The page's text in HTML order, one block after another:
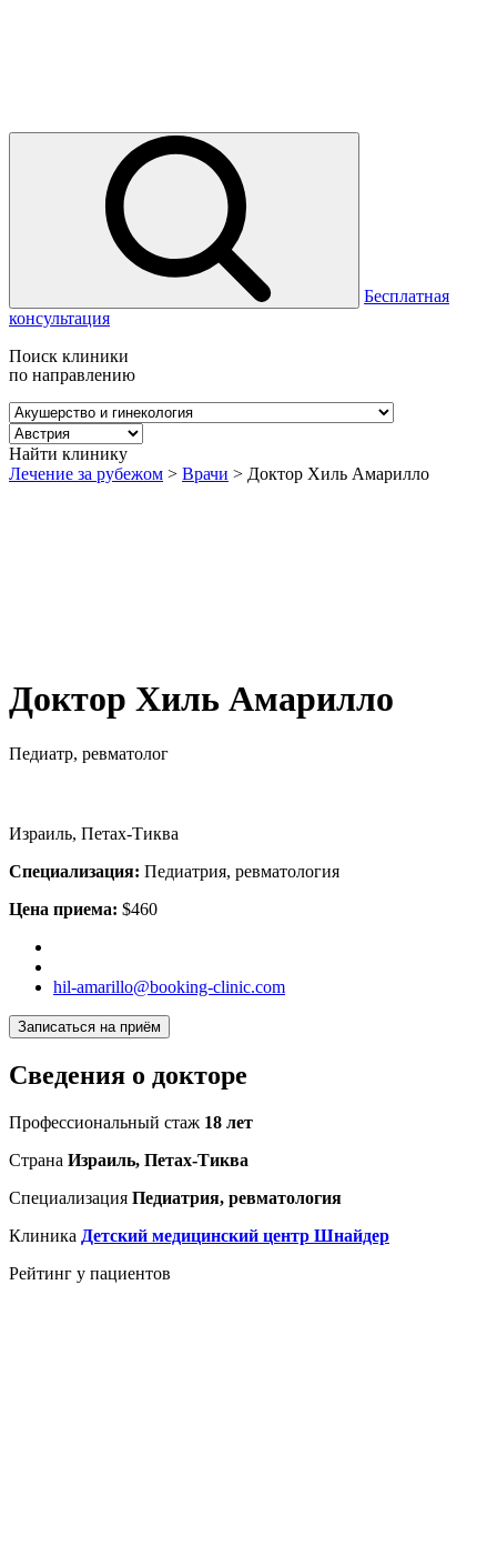
Бесплатная
консультация
Поиск клиники
по направлению
Найти клинику
Лечение за рубежом > Врачи > Доктор Хиль Амарилло
Доктор Хиль Амарилло
Педиатр, ревматолог
Израиль, Петах-Тиква
Специализация: Педиатрия, ревматология
Цена приема: $460
hil-amarillo@booking-clinic.com
Записаться на приём
Сведения о докторе
Профессиональный стаж 18 лет
Страна Израиль, Петах-Тиква
Специализация Педиатрия, ревматология
Клиника Детский медицинский центр Шнайдер
Рейтинг у пациентов